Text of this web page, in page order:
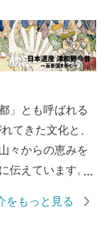
」とも呼ばれる
々からの恵みを
伝えています。
をもっと見る